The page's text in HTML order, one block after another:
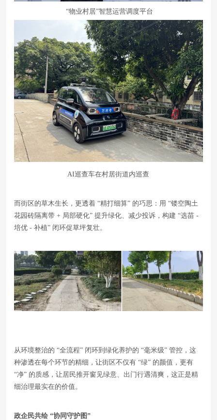
“物业村居”智慧运营调度平台
AI巡查车在村居街道内巡查
而街区的草木生长，更透着 “精打细算” 的巧思：用 “镂空陶土
花园砖隔离带 + 局部硬化” 提升绿化、减少投诉，构建 “选苗 -
培优 - 补植” 闭环促草坪复壮。
从环境整治的 “全流程” 闭环到绿化养护的 “毫米级” 管控，这
种渗透在每个环节的精细，让街区不仅有 “绿” 的颜值，更有
“净” 的质感，让居民推开窗见绿意、出门行遇清爽，这正是精
细治理最实在的价值。
政企民共绘 “协同守护图”